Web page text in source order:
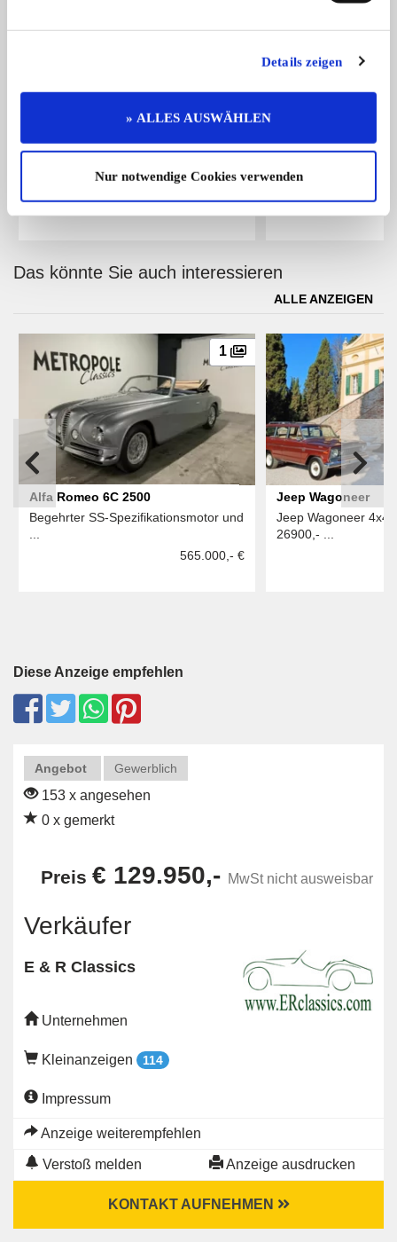
Details zeigen
» ALLES AUSWÄHLEN
Nur notwendige Cookies verwenden
99.950,- €
Beetle
Umfangreic ...
Das könnte Sie auch interessieren
ALLE ANZEIGEN
1
Alfa Romeo 6C 2500
Begehrter SS-Spezifikationsmotor und
565.000,- €
Jeep Wagoneer
Jeep Wagoneer 4x4,
26900,- ...
Diese Anzeige empfehlen
Angebot Gewerblich
153 x angesehen
0 x gemerkt
Preis € 129.950,- MwSt nicht ausweisbar
Verkäufer
E & R Classics
Unternehmen
Kleinanzeigen 114
Impressum
Anzeige weiterempfehlen
Verstoß melden Anzeige ausdrucken
KONTAKT AUFNEHMEN